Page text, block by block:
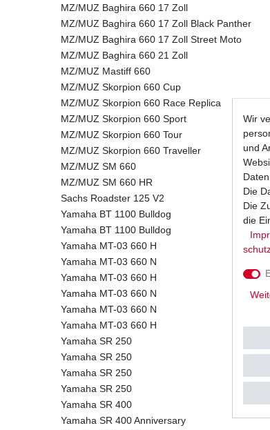
MZ/MUZ Baghira 660 17 Zoll
MZ/MUZ Baghira 660 17 Zoll Black Panther
MZ/MUZ Baghira 660 17 Zoll Street Moto
MZ/MUZ Baghira 660 21 Zoll
MZ/MUZ Mastiff 660
MZ/MUZ Skorpion 660 Cup
MZ/MUZ Skorpion 660 Race Replica
MZ/MUZ Skorpion 660 Sport
MZ/MUZ Skorpion 660 Tour
MZ/MUZ Skorpion 660 Traveller
MZ/MUZ SM 660
MZ/MUZ SM 660 HR
Sachs Roadster 125 V2
Yamaha BT 1100 Bulldog
Yamaha BT 1100 Bulldog
Yamaha MT-03 660 H
Yamaha MT-03 660 N
Yamaha MT-03 660 H
Yamaha MT-03 660 N
Yamaha MT-03 660 N
Yamaha MT-03 660 H
Yamaha SR 250
Yamaha SR 250
Yamaha SR 250
Yamaha SR 250
Yamaha SR 400
Yamaha SR 400 Anniversary
Wir
und
Die
Die
die